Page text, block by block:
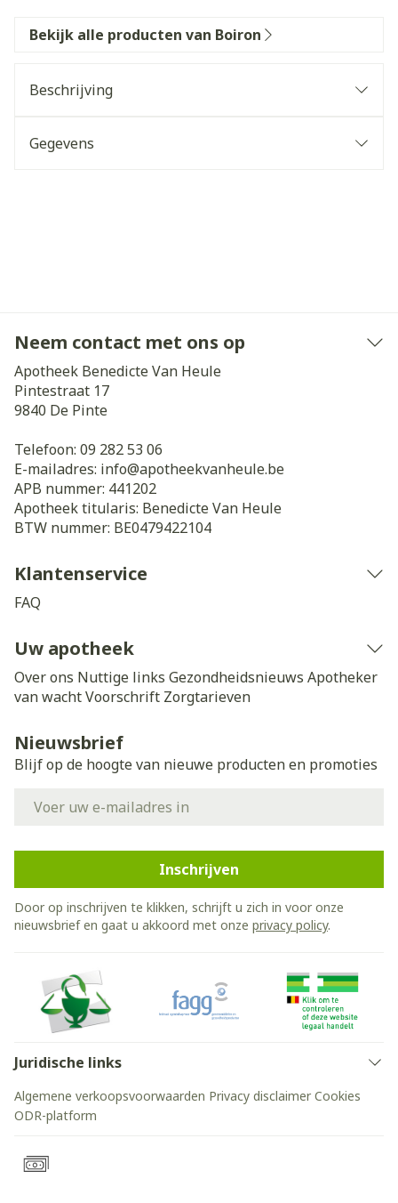
Bekijk alle producten van Boiron
Beschrijving
Gegevens
Neem contact met ons op
Apotheek Benedicte Van Heule
Pintestraat 17
9840 De Pinte
Telefoon: 09 282 53 06
E-mailadres: info@apotheekvanheule.be
APB nummer: 441202
Apotheek titularis: Benedicte Van Heule
BTW nummer: BE0479422104
Klantenservice
FAQ
Uw apotheek
Over ons Nuttige links Gezondheidsnieuws Apotheker
van wachtVoorschrift Zorgtarieven
Nieuwsbrief
Blijf op de hoogte van nieuwe producten en promoties
Inschrijven
Door op inschrijven te klikken, schrijft u zich in voor onze
nieuwsbrief en gaat u akkoord met onze privacy policy.
Juridische links
Algemene verkoopsvoorwaarden Privacy disclaimer Cookies
ODR-platform